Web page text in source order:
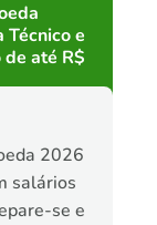
Técnico e
até R$
2026
salários
se e